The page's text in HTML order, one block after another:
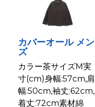
カバーオール メン
ズ
カラー茶サイズM実
寸(cm)身幅:57cm,肩
幅:50cm,袖丈:62cm,
着丈:72cm素材綿